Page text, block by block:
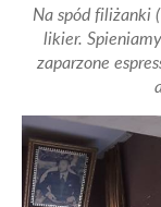
Na spód filiżanki
likier.
zaparzone